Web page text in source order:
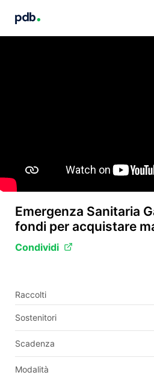
Emergenza Sanitaria
fondi per acquistare
Condividi
Raccolti
Sostenitori
Scadenza
Modalità